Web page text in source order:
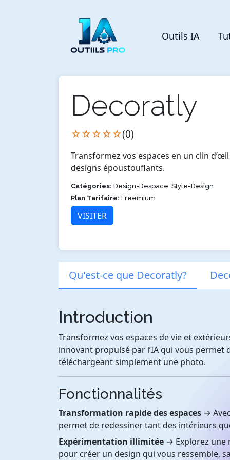
Outils IA
Decoratly
☆☆☆☆☆(0)
Transformez vos espaces en un clin
designs époustouflants.
Catégories: Design-Despace, Style-Design
Plan Tarifaire: Freemium
VISITER
Qu'est-ce que Decoratly?
Introduction
Transformez vos espaces de vie et
innovant propulsé par l’IA qui vous permet
téléchargeant simplement une photo.
Fonctionnalités
Transformation rapide des espaces →
permet de redessiner tant des intérieurs
Expérimentation illimitée → Explorez une
pour créer un design qui vous ressemble,